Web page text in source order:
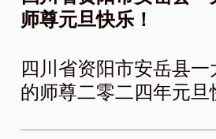
师尊元旦快乐！
四川省资阳市安岳县
的师尊二零二四年元